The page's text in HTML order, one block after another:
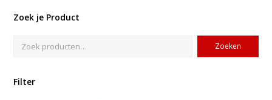
Zoek je Product
Zoeken
Filter